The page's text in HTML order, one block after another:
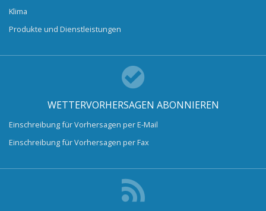
Klima
Produkte und Dienstleistungen
WETTERVORHERSAGEN ABONNIEREN
Einschreibung für Vorhersagen per E-Mail
Einschreibung für Vorhersagen per Fax